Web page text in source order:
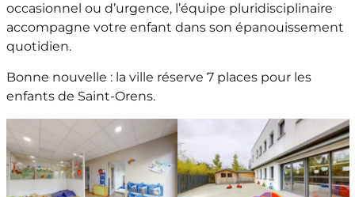
occasionnel ou d’urgence, l’équipe pluridisciplinaire
accompagne votre enfant dans son épanouissement
quotidien.
Bonne nouvelle : la ville réserve 7 places pour les
enfants de Saint-Orens.